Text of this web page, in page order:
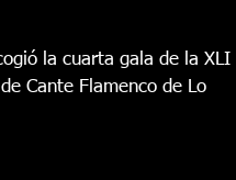
la cuarta gala de la XLI
Cante Flamenco de Lo